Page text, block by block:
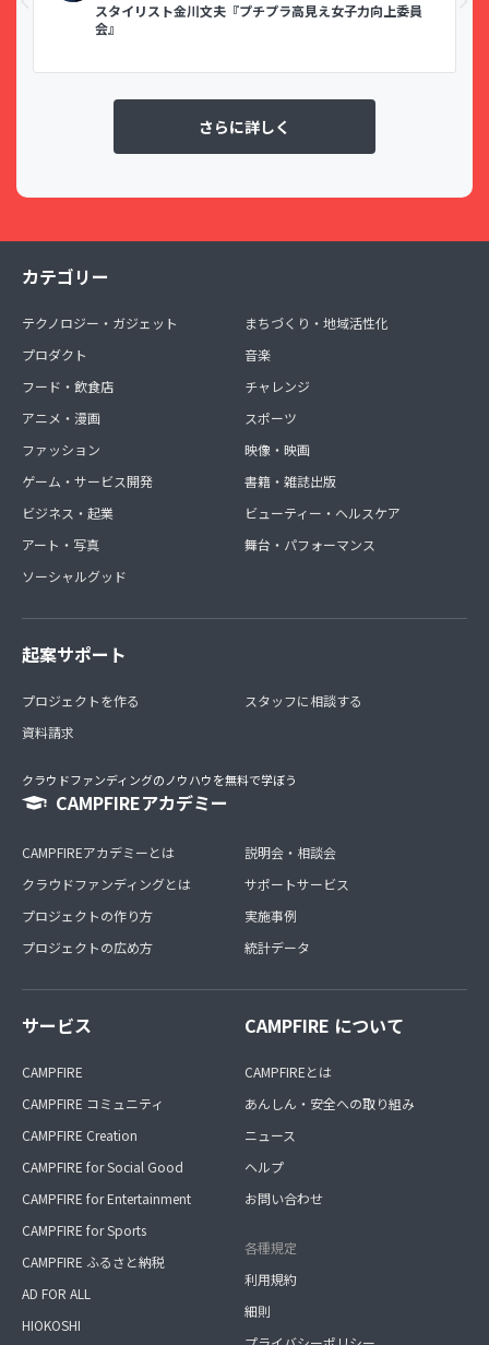
スタイリスト金川文夫『プチプラ高見え女子力向上委員
会』
さらに詳しく
カテゴリー
テクノロジー・ガジェット
プロダクト
フード・飲食店
アニメ・漫画
ファッション
ゲーム・サービス開発
ビジネス・起業
アート・写真
ソーシャルグッド
まちづくり・地域活性化
音楽
チャレンジ
スポーツ
映像・映画
書籍・雑誌出版
ビューティー・ヘルスケア
舞台・パフォーマンス
起案サポート
プロジェクトを作る
資料請求
スタッフに相談する
クラウドファンディングのノウハウを無料で学ぼう
CAMPFIREアカデミー
CAMPFIREアカデミーとは
クラウドファンディングとは
プロジェクトの作り方
プロジェクトの広め方
説明会・相談会
サポートサービス
実施事例
統計データ
サービス
CAMPFIRE
CAMPFIRE コミュニティ
CAMPFIRE Creation
CAMPFIRE for Social Good
CAMPFIRE for Entertainment
CAMPFIRE for Sports
CAMPFIRE ふるさと納税
AD FOR ALL
HIOKOSHI
CAMPFIRE について
CAMPFIREとは
あんしん・安全への取り組み
ニュース
ヘルプ
お問い合わせ
各種規定
利用規約
細則